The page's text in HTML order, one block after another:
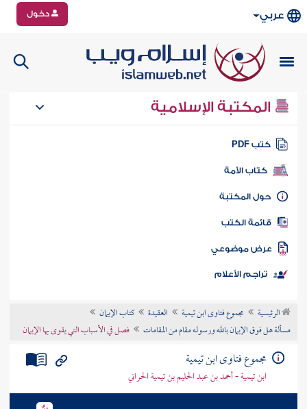
عربي دخول
المكتبة الإسلامية
كتب PDF
كتاب الأمة
المكتبة
الكتب
موضوعي
تراجم الأعلام
الرئيسية مجموع فتاوى ابن تيمية العقيدة
كتاب الإيمان
مسألة هل فوق الإيمان بالله ورسوله مقام من المقامات
فصل في الأسباب التي يقوى بها الإيمان
مجموع فتاوى ابن تيمية
ابن تيمية - أحمد بن عبد الحليم بن تيمية الحراني